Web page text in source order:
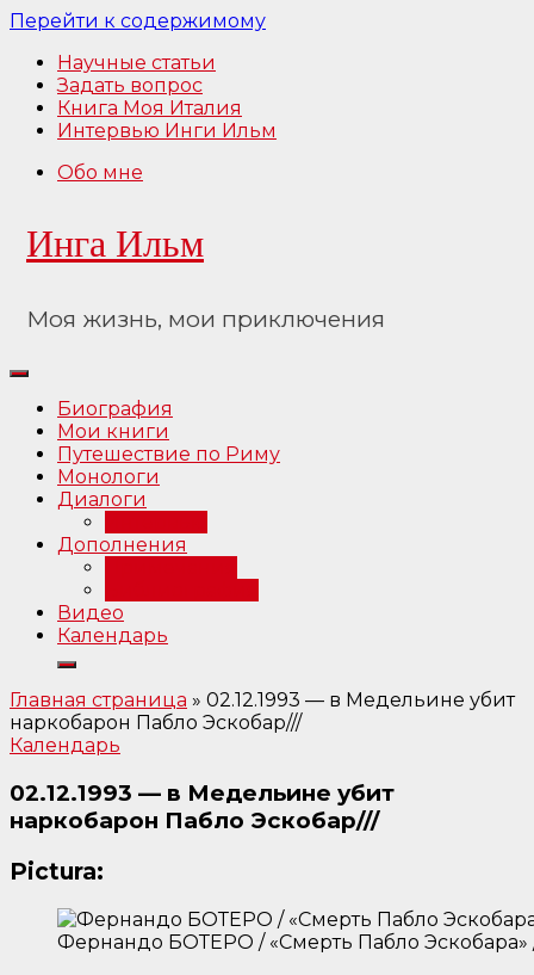
Перейти к содержимому
Научные статьи
Задать вопрос
Книга Моя Италия
Интервью Инги Ильм
Обо мне
Инга Ильм
Моя жизнь, мои приключения
Биография
Мои книги
Путешествие по Риму
Монологи
Диалоги
Дополнения
Видео
Календарь
Главная страница » 02.12.1993 — в Медельине убит
наркобарон Пабло Эскобар///
Календарь
02.12.1993 — в Медельине убит
наркобарон Пабло Эскобар///
Pictura:
Фернандо БОТЕРО / «Смерть Пабло Эскобара»